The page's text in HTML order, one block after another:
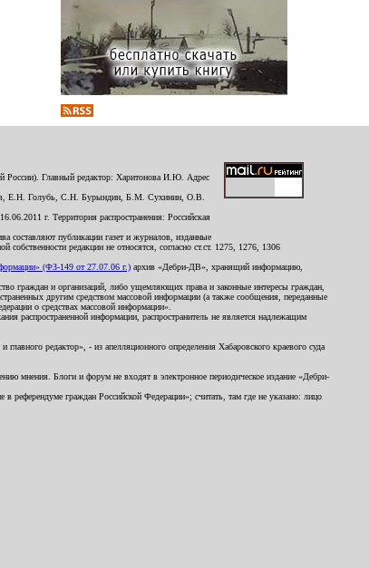
России). Главный редактор: Харитонова И.Ю. Адрес
Е.Н. Голубь, С.Н. Бурындин, Б.М. Сухинин, О.В.
г. Территория распространения: Российская
составляют публикации газет и журналов, изданные
редакции не относятся, согласно ст.ст. 1275, 1276, 1306
(ФЗ-149 от 27.07.06 г.) архив «Дебри-ДВ», хранящий информацию,
граждан и организаций, либо ущемляющих права и законные интересы граждан,
другим средством массовой информации (а также сообщения, переданные
о средствах массовой информации».
распространенной информации, распространитель не является надлежащим
редактор», - из апелляционного определения Хабаровского краевого суда
мнения. Блоги и форум не входят в электронное периодическое издание «Дебри-
референдуме граждан Российской Федерации»; считать, там где не указано: лицо